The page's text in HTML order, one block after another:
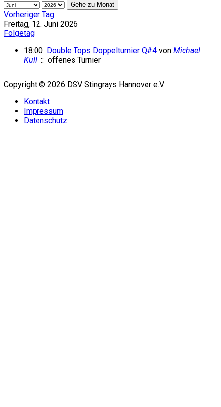
Gehe zu Monat
Vorheriger Tag
Freitag, 12. Juni 2026
Folgetag
18:00 Double Tops Doppelturnier Q#4 von Michael
Kull :: offenes Turnier
Copyright © 2026 DSV Stingrays Hannover e.V.
Kontakt
Impressum
Datenschutz